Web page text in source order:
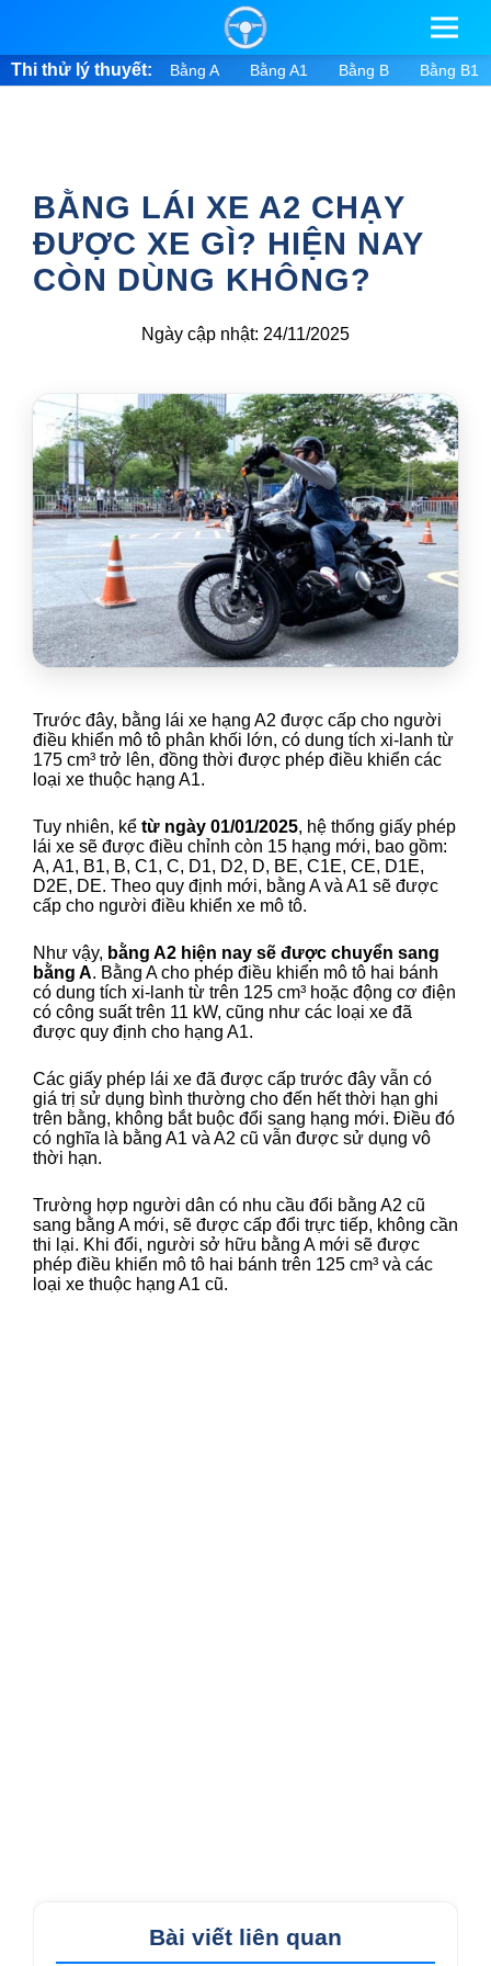
Thi thử lý thuyết: Bằng A Bằng A1 Bằng B Bằng B1
BẰNG LÁI XE A2 CHẠY
ĐƯỢC XE GÌ? HIỆN NAY
CÒN DÙNG KHÔNG?
Ngày cập nhật: 24/11/2025
Trước đây, bằng lái xe hạng A2 được cấp cho người
điều khiển mô tô phân khối lớn, có dung tích xi-lanh từ
175 cm³ trở lên, đồng thời được phép điều khiển các
loại xe thuộc hạng A1.
Tuy nhiên, kể từ ngày 01/01/2025, hệ thống giấy phép
lái xe sẽ được điều chỉnh còn 15 hạng mới, bao gồm:
A, A1, B1, B, C1, C, D1, D2, D, BE, C1E, CE, D1E,
D2E, DE. Theo quy định mới, bằng A và A1 sẽ được
cấp cho người điều khiển xe mô tô.
Như vậy, bằng A2 hiện nay sẽ được chuyển sang
bằng A. Bằng A cho phép điều khiển mô tô hai bánh
có dung tích xi-lanh từ trên 125 cm³ hoặc động cơ điện
có công suất trên 11 kW, cũng như các loại xe đã
được quy định cho hạng A1.
Các giấy phép lái xe đã được cấp trước đây vẫn có
giá trị sử dụng bình thường cho đến hết thời hạn ghi
trên bằng, không bắt buộc đổi sang hạng mới. Điều đó
có nghĩa là bằng A1 và A2 cũ vẫn được sử dụng vô
thời hạn.
Trường hợp người dân có nhu cầu đổi bằng A2 cũ
sang bằng A mới, sẽ được cấp đổi trực tiếp, không cần
thi lại. Khi đổi, người sở hữu bằng A mới sẽ được
phép điều khiển mô tô hai bánh trên 125 cm³ và các
loại xe thuộc hạng A1 cũ.
Bài viết liên quan